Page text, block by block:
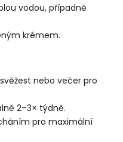
vodou, případně
krémem.
nebo večer pro
2–3× týdně.
pro maximální